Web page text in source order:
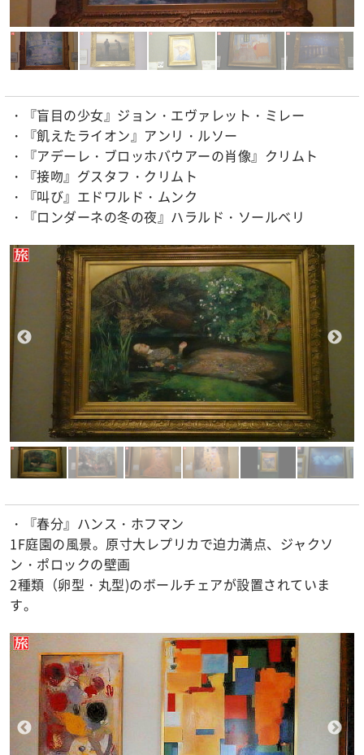
・『盲目の少女』ジョン・エヴァレット・ミレー
・『飢えたライオン』アンリ・ルソー
・『アデーレ・ブロッホバウアーの肖像』クリムト
・『接吻』グスタフ・クリムト
・『叫び』エドワルド・ムンク
・『ロンダーネの冬の夜』ハラルド・ソールベリ
・『春分』ハンス・ホフマン
1F庭園の風景。原寸大レプリカで迫力満点、ジャクソ
ン・ポロックの壁画
2種類（卵型・丸型)のボールチェアが設置されていま
す。